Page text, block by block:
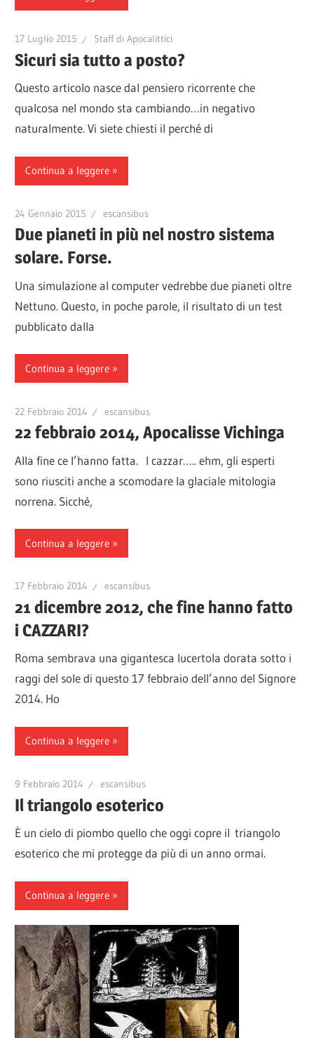
17 Luglio 2015 Staff di Apocalittici
Sicuri sia tutto a posto?
Questo articolo nasce dal pensiero ricorrente che
qualcosa nel mondo sta cambiando…in negativo
naturalmente. Vi siete chiesti il perché di
Continua a leggere
24 Gennaio 2015 escansibus
Due pianeti in più nel nostro sistema
solare. Forse.
Una simulazione al computer vedrebbe due pianeti oltre
Nettuno. Questo, in poche parole, il risultato di un test
pubblicato dalla
Continua a leggere
22 Febbraio 2014 escansibus
22 febbraio 2014, Apocalisse Vichinga
Alla fine ce l’hanno fatta. I cazzar….. ehm, gli esperti
sono riusciti anche a scomodare la glaciale mitologia
norrena. Sicché,
Continua a leggere
17 Febbraio 2014 escansibus
21 dicembre 2012, che fine hanno fatto
i CAZZARI?
Roma sembrava una gigantesca lucertola dorata sotto i
raggi del sole di questo 17 febbraio dell’anno del Signore
2014. Ho
Continua a leggere
9 Febbraio 2014 escansibus
Il triangolo esoterico
È un cielo di piombo quello che oggi copre il triangolo
esoterico che mi protegge da più di un anno ormai.
Continua a leggere